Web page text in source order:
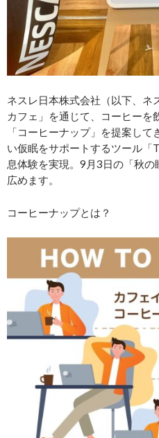
ネスレ日本株式会社（以下、ネ
カフェ」を通じて、コーヒーを
「コーヒーナップ」を提案し
い仮眠をサポートするツール
息体験を実現。9月3日の「秋
広めます。
コーヒーナップとは？